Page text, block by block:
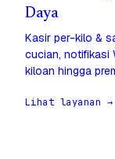
Daya
Kasir per-kilo &
cucian, notifikasi
kiloan hingga
Lihat layanan →